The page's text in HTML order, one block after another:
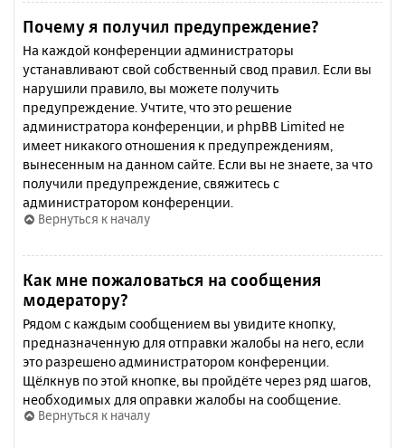
Почему я получил предупреждение?
На каждой конференции администраторы
устанавливают свой собственный свод правил. Если вы
нарушили правило, вы можете получить
предупреждение. Учтите, что это решение
администратора конференции, и phpBB Limited не
имеет никакого отношения к предупреждениям,
вынесенным на данном сайте. Если вы не знаете, за что
получили предупреждение, свяжитесь с
администратором конференции.
Вернуться к началу
Как мне пожаловаться на сообщения
модератору?
Рядом с каждым сообщением вы увидите кнопку,
предназначенную для отправки жалобы на него, если
это разрешено администратором конференции.
Щёлкнув по этой кнопке, вы пройдёте через ряд шагов,
необходимых для оправки жалобы на сообщение.
Вернуться к началу